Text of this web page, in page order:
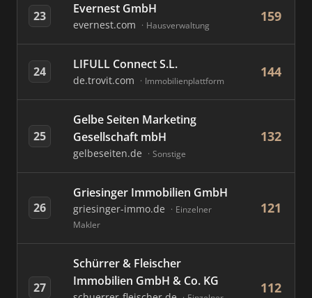
23 Evernest GmbH
evernest.com Hausverwaltung
159
24 LIFULL Connect S.L.
de.trovit.com Immobilienplattform
144
25
Gelbe Seiten Marketing
Gesellschaft mbH
gelbeseiten.de Sonstige
132
26
Griesinger Immobilien GmbH
griesinger-immo.de
Einzelner
Makler
121
27
Schürrer & Fleischer
Immobilien GmbH & Co. KG
112